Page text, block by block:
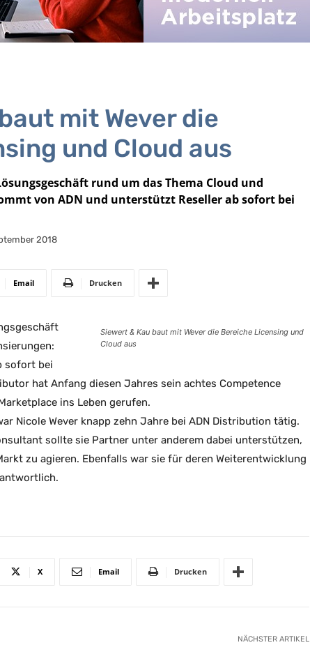
mit Wever die
und Cloud aus
rund um das Thema Cloud und
von ADN und unterstützt Reseller ab sofort bei
2018
Email Drucken
Siewert & Kau baut mit Wever die Bereiche Licensing und
Cloud aus
sofort bei
hat Anfang diesen Jahres sein achtes Competence
ins Leben gerufen.
Nicole Wever knapp zehn Jahre bei ADN Distribution tätig.
sollte sie Partner unter anderem dabei unterstützen,
zu agieren. Ebenfalls war sie für deren Weiterentwicklung
X Email Drucken
NÄCHSTER ARTIKEL